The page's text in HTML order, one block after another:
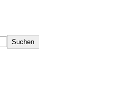
Suchen